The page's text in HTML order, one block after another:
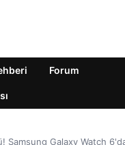
Forum
Samsung Galaxy Watch